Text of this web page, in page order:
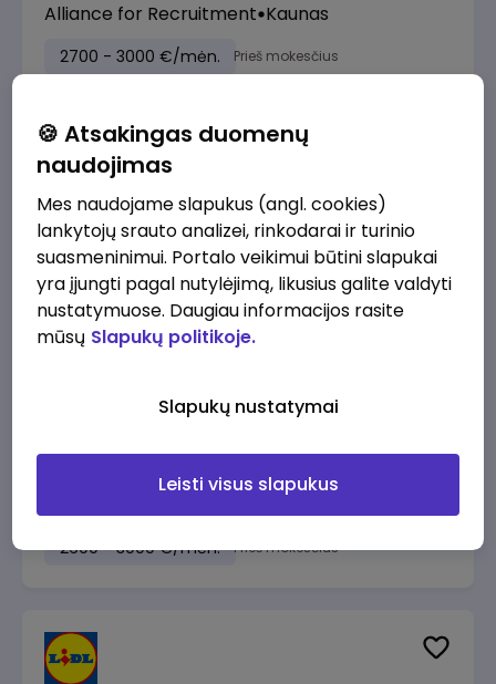
Alliance for Recruitment Kaunas
2700 - 3000 €/mėn. Prieš mokesčius
prieš 1 sav.
Procurement specialist
Alliance for Recruitment Vilnius
2800 - 3000 €/mėn. Prieš mokesčius
prieš 2 sav.
Pastočių inžinierė (-ius)
2600 - 3000 €/mėn. Prieš mokesčius
🍪 Atsakingas duomenų
naudojimas
Mes naudojame slapukus (angl. cookies)
lankytojų srauto analizei, rinkodarai ir turinio
suasmeninimui. Portalo veikimui būtini slapukai
yra įjungti pagal nutylėjimą, likusius galite valdyti
nustatymuose. Daugiau informacijos rasite
mūsų Slapukų politikoje.
Slapukų nustatymai
Leisti visus slapukus